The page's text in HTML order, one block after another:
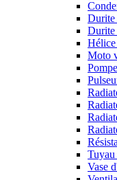
Durite
Durite
Moto
Tuyau
Vase